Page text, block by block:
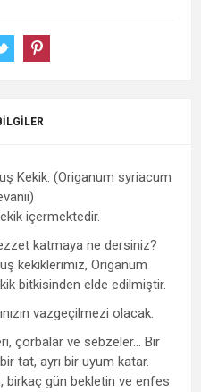
Kekik. (Origanum syriacum
içermektedir.
katmaya ne dersiniz?
kekiklerimiz, Origanum
bitkisinden elde edilmiştir.
vazgeçilmezi olacak.
çorbalar ve sebzeler... Bir
tat, ayrı bir uyum katar.
birkaç gün bekletin ve enfes